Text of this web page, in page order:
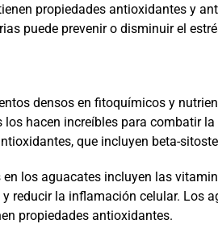
propiedades antioxidantes y
puede prevenir o disminuir el
densos en fitoquímicos y
los hacen increíbles para combatir
que incluyen beta-
los aguacates incluyen las
reducir la inflamación celular. Los
propiedades antioxidantes.